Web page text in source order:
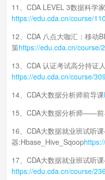
11、CDA LEVEL 3数据科学
https://edu.cda.cn/course/
12、CDA 八点大咖汇：移动
策https://edu.cda.cn/course/
13、CDA 认证考试高分持证
https://edu.cda.cn/course/
14、CDA大数据分析师前导课
15、CDA大数据分析师——
16、CDA大数据就业班试听
器:Hbase_Hive_Sqoop
17、CDA大数据就业班试听
https://edu.cda.cn/course/